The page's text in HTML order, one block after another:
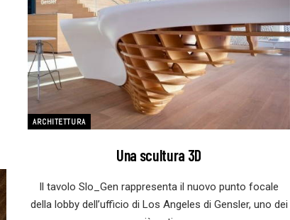
ARCHITETTURA
Una scultura 3D
Il tavolo Slo_Gen rappresenta il nuovo punto focale
della lobby dell’ufficio di Los Angeles di Gensler, uno dei